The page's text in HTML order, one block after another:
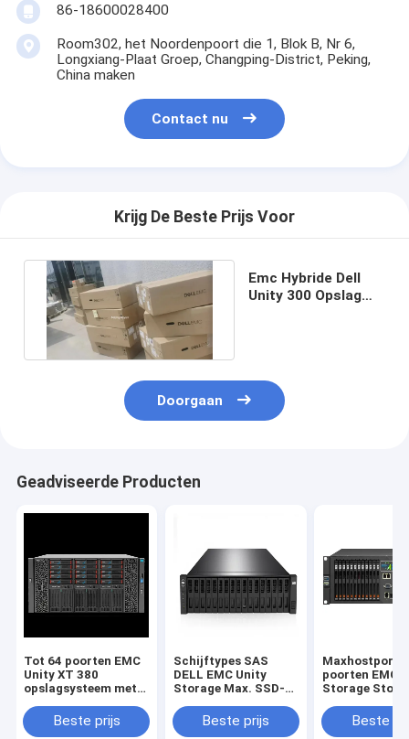
86-18600028400
Room302, het Noordenpoort die 1, Blok B, Nr 6,
Longxiang-Plaat Groep, Changping-District, Peking,
China maken
Contact nu
Krijg De Beste Prijs Voor
Emc Hybride Dell
Unity 300 Opslag
Doorgaan
Geadviseerde Producten
Tot 64 poorten EMC
Unity XT 380
opslagsysteem met
API beheerinterface
die databeheer biedt
Beste prijs
Schijftypes SAS
DELL EMC Unity
Storage Max. SSD-
Max. hostpoorten
Tot 64 poorten
Beste prijs
Maxhostports
poorten EMC
Storage
disruptieve
en failover
Beste